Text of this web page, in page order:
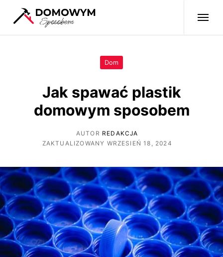
Dom
Jak spawać plastik
domowym sposobem
AUTOR REDAKCJA
ZAKTUALIZOWANY WRZESIEŃ 18, 2024